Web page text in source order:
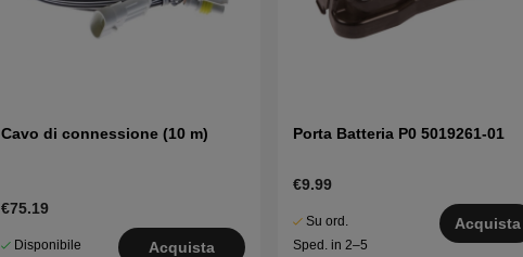
Cavo di connessione (10 m)
€75.19
Disponibile
Acquista
Porta Batteria P0 5019261-01
€9.99
Su ord.
Sped. in 2–5
Acquista